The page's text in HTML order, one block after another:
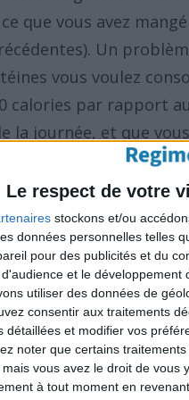
Le respect de votre
stockons et/ou
données personnelles telles
pour des publicités et du
et le développement
utiliser des données de
consentir aux traitements
détaillées et modifier vos
noter que certains
vous avez le droit de vous
à tout moment en
que vous avez
Un
vous voulez
calories par rapport
la journée, et que
de poulet, et que
de la journée,
(une fois par
des chips ou une
est de
petits plaisirs sucrés)
S'autoriser un